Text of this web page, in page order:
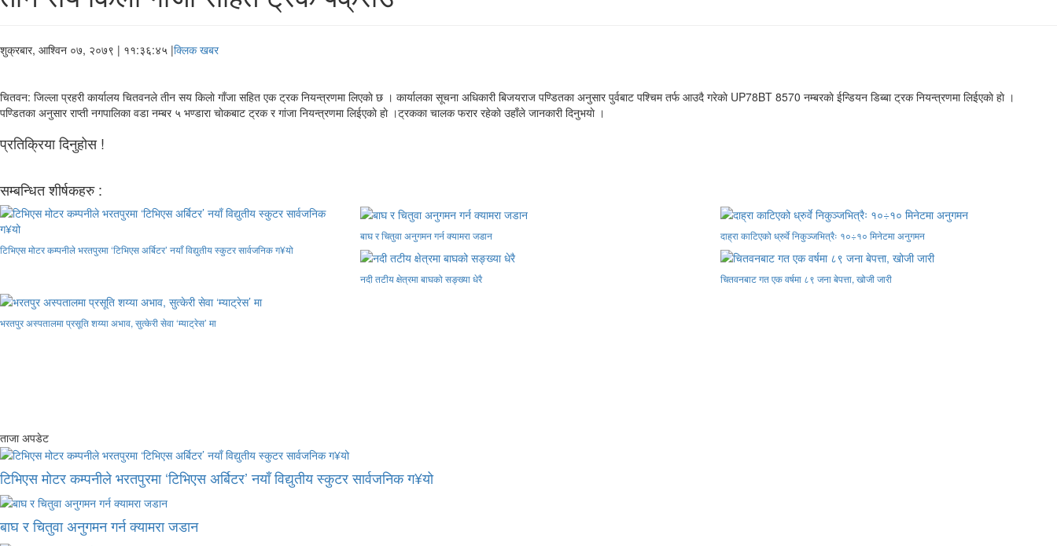
शुक्रबार, आश्विन ०७, २०७९ | ११:३६:४५ |क्लिक खबर
चितवन: जिल्ला प्रहरी कार्यालय चितवनले तीन सय किलाे गाँजा सहित एक ट्रक नियन्त्रणमा लिएकाे छ । कार्यालका सूचना अधिकारी बिजयराज पण्डितका अनुसार पुर्वबाट पश्चिम तर्फ आउदै गरेकाे UP78BT 8570 नम्बरकाे ईन्डियन डिब्बा ट्रक नियन्त्रणमा लिईएकाे हाे ।
पण्डितका अनुसार राप्ती नगपालिका वडा नम्बर ५ भण्डारा चाेकबाट ट्रक र गांजा नियन्त्रणमा लिईएकाे हाे ।ट्रकका चालक फरार रहेकाे उहाँले जानकारी दिनुभयाे ।
प्रतिक्रिया दिनुहोस !
सम्बन्धित शीर्षकहरु :
टिभिएस मोटर कम्पनीले भरतपुरमा ‘टिभिएस अर्बिटर’ नयाँ विद्युतीय स्कुटर सार्वजनिक ग¥यो
बाघ र चितुवा अनुगमन गर्न क्यामरा जडान दाह्रा काटिएको ध्रुर्वे निकुञ्जभित्रैः १०÷१० मिनेटमा अनुगमन
नदी तटीय क्षेत्रमा बाघको सङ्ख्या धेरै चितवनबाट गत एक वर्षमा ८९ जना बेपत्ता, खोजी जारी
भरतपुर अस्पतालमा प्रसूति शय्या अभाव, सुत्केरी सेवा ‘म्याट्रेस’ मा
ताजा अपडेट
टिभिएस मोटर कम्पनीले भरतपुरमा ‘टिभिएस अर्बिटर’ नयाँ विद्युतीय स्कुटर सार्वजनिक ग¥यो
बाघ र चितुवा अनुगमन गर्न क्यामरा जडान